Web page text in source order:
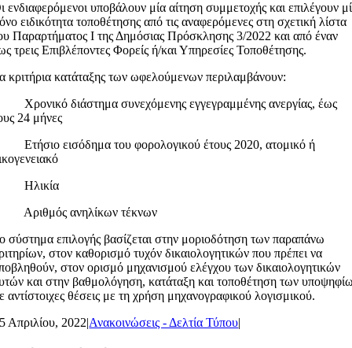
ενδιαφερόμενοι υποβάλουν μία αίτηση συμμετοχής και επιλέγουν
ειδικότητα τοποθέτησης από τις αναφερόμενες στη σχετική λίστα
Παραρτήματος Ι της Δημόσιας Πρόσκλησης 3/2022 και από έναν
τρεις Επιβλέποντες Φορείς ή/και Υπηρεσίες Τοποθέτησης.
κριτήρια κατάταξης των ωφελούμενων περιλαμβάνουν:
διάστημα συνεχόμενης εγγεγραμμένης ανεργίας, έως
24 μήνες
εισόδημα του φορολογικού έτους 2020, ατομικό ή
Ηλικία
Αριθμός ανηλίκων τέκνων
σύστημα επιλογής βασίζεται στην μοριοδότηση των παραπάνω
στον καθορισμό τυχόν δικαιολογητικών που πρέπει να
στον ορισμό μηχανισμού ελέγχου των δικαιολογητικών
και στην βαθμολόγηση, κατάταξη και τοποθέτηση των
αντίστοιχες θέσεις με τη χρήση μηχανογραφικού λογισμικού.
5 Απριλίου, 2022|Ανακοινώσεις - Δελτία Τύπου|